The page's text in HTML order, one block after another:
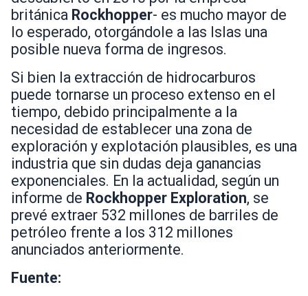
británica Rockhopper- es mucho mayor de
lo esperado, otorgándole a las Islas una
posible nueva forma de ingresos.
Si bien la extracción de hidrocarburos
puede tornarse un proceso extenso en el
tiempo, debido principalmente a la
necesidad de establecer una zona de
exploración y explotación plausibles, es una
industria que sin dudas deja ganancias
exponenciales. En la actualidad, según un
informe de Rockhopper Exploration, se
prevé extraer 532 millones de barriles de
petróleo frente a los 312 millones
anunciados anteriormente.
Fuente: